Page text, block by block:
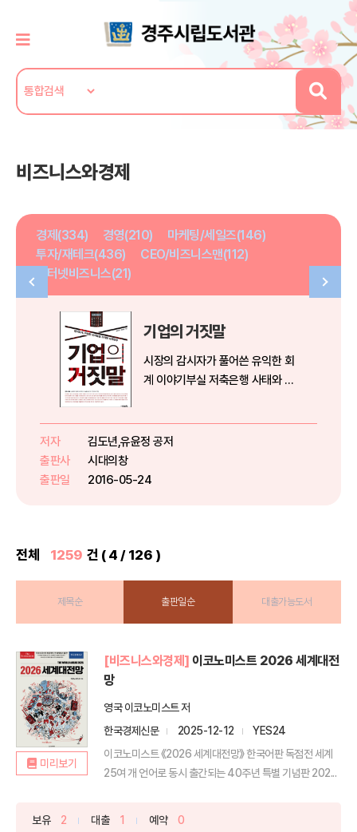
비즈니스와경제
경제(334) 경영(210)
마케팅/세일즈(146)
투자/재테크(436)
CEO/비즈니스맨(112)
인터넷비즈니스(21)
기업의 거짓말
시장의 감시자가 풀어쓴 유익한 회
계 이야기부실 저축은행 사태와 동
짓말, 분식회계가 숨어 있다. 분식
이려고 회계장부를 거짓으로 꾸미
저자
김도년,유윤정 공저
출판사
시대의창
출판일
2016-05-24
전체 1259 건 ( 4 / 126 )
제목순 출판일순 대출가능도서
미리보기
[비즈니스와경제] 이코노미스트 2026 세계대전
망
영국 이코노미스트 저
한국경제신문
2025-12-12
YES24
이코노미스트 《2026 세계대전망》 한국어판 독점전 세계
25여 개 언어로 동시 출간되는 40주년 특별 기념판 202...
보유 2 대출 1 예약 0